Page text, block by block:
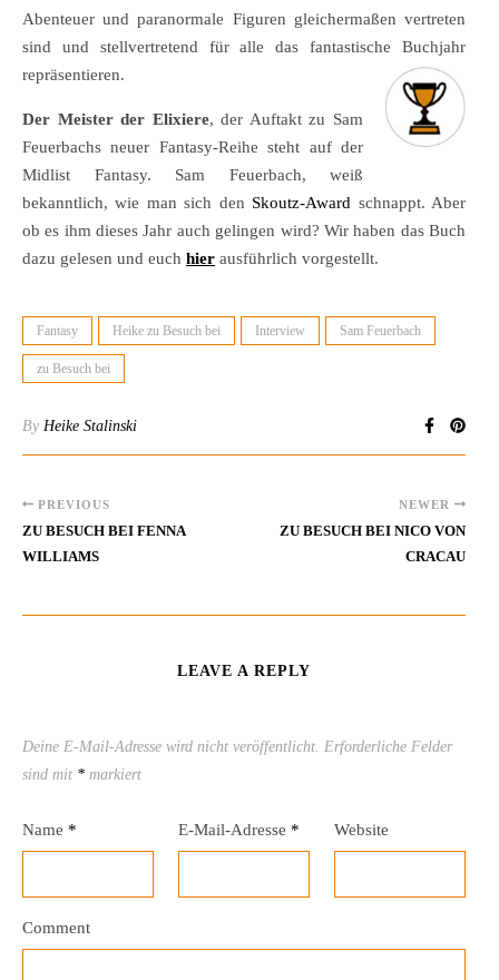
Abenteuer und paranormale Figuren gleichermaßen vertreten
sind und stellvertretend für alle das fantastische Buchjahr
repräsentieren.
Der Meister der Elixiere, der Auftakt zu Sam
Feuerbachs neuer Fantasy-Reihe steht auf der
Midlist Fantasy. Sam Feuerbach, weiß
bekanntlich, wie man sich den Skoutz-Award schnappt. Aber
ob es ihm dieses Jahr auch gelingen wird? Wir haben das Buch
dazu gelesen und euch hier ausführlich vorgestellt.
Fantasy Heike zu Besuch bei Interview Sam Feuerbach
zu Besuch bei
By Heike Stalinski
PREVIOUS
ZU BESUCH BEI FENNA
WILLIAMS
NEWER
ZU BESUCH BEI NICO VON
CRACAU
LEAVE A REPLY
Deine E-Mail-Adresse wird nicht veröffentlicht. Erforderliche Felder
sind mit * markiert
Name * E-Mail-Adresse * Website
Comment